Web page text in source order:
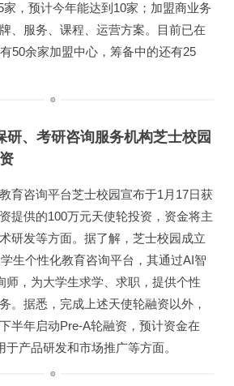
，预计今年能达到10家；加盟商业务
、服务、课程、运营方案。目前已在
50余家加盟中心，筹备中的还有25
研、考研咨询服务机构芝士校园
育咨询平台芝士校园宣布于1月17日获
提供的100万元天使轮投资，资金将主
研发等方面。据了解，芝士校园成立
生个性化教育咨询平台，其通过AI智
师，为大学生求学、求职，提供个性
。据悉，完成上述天使轮融资以外，
半年启动Pre-A轮融资，预计资金在
产品研发和市场推广等方面。